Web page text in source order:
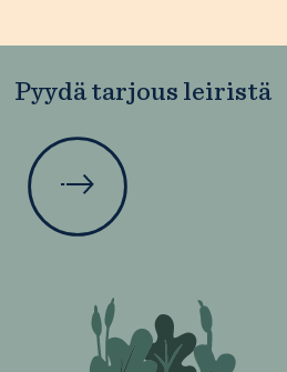
Pyydä tarjous leiristä